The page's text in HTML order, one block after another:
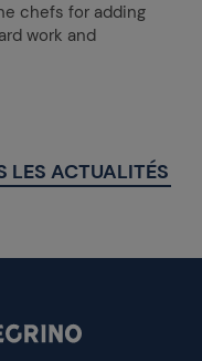
chefs for adding
work and
LES ACTUALITÉS